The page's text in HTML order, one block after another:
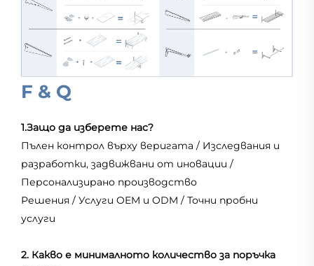
F & Q
1.Защо да изберете нас?
Пълен контрол върху веригата / Изследвания и
разработки, задвижвани от иновации /
Персонализирано производство
Решения / Услуги OEM и ODM / Точни пробни
услуги
2. Какво е минималното количество за поръчка